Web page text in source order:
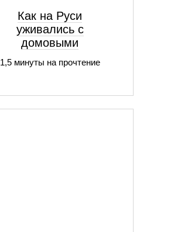
Как на Руси
уживались с
домовыми
1,5 минуты на прочтение